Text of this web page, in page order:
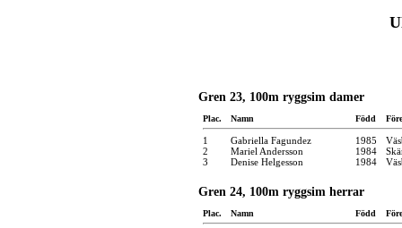
Gren 23, 100m ryggsim damer
Plac. Namn Född
1 Gabriella Fagundez 1985
2
Mariel Andersson 1984
3
Denise Helgesson 1984
Gren 24, 100m ryggsim herrar
Plac. Namn Född